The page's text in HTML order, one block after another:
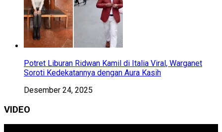
Potret Liburan Ridwan Kamil di Italia Viral, Warganet
Soroti Kedekatannya dengan Aura Kasih
Desember 24, 2025
VIDEO